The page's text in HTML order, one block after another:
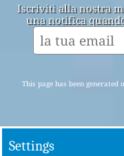
Iscriviti alla nostra
una notifica
This page has been generated
Settings